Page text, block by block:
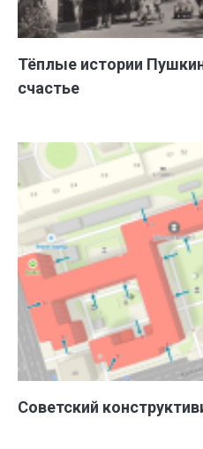
Тёплые истории
счастье
Советский